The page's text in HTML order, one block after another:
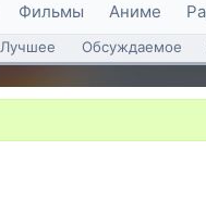
Фильмы Аниме
Лучшее Обсуждаемое